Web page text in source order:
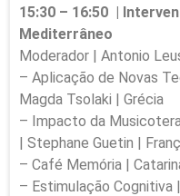
15:30 – 16:50 |
Mediterrâneo
Moderador | Antonio
– Aplicação de Novas
Magda Tsolaki | Grécia
– Impacto da
| Stephane Guetin |
– Café Memória |
– Estimulação